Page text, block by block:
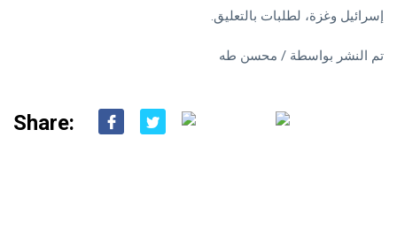
إسرائيل وغزة، لطلبات بالتعليق.
تم النشر بواسطة / محسن طه
Share: